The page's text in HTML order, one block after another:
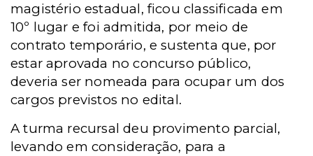
magistério estadual, ficou classificada em
10º lugar e foi admitida, por meio de
contrato temporário, e sustenta que, por
estar aprovada no concurso público,
deveria ser nomeada para ocupar um dos
cargos previstos no edital.
A turma recursal deu provimento parcial,
levando em consideração, para a